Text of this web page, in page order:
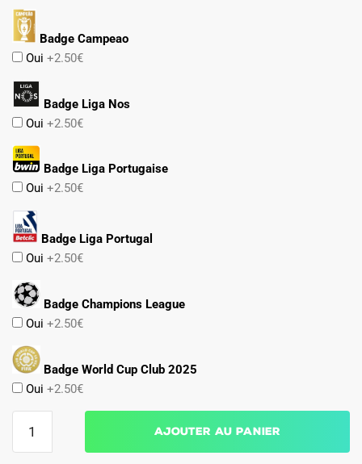
Badge Campeao
Oui +2.50€
Badge Liga Nos
Oui +2.50€
Badge Liga Portugaise
Oui +2.50€
Badge Liga Portugal
Oui +2.50€
Badge Champions League
Oui +2.50€
Badge World Cup Club 2025
Oui +2.50€
Ajouter au panier